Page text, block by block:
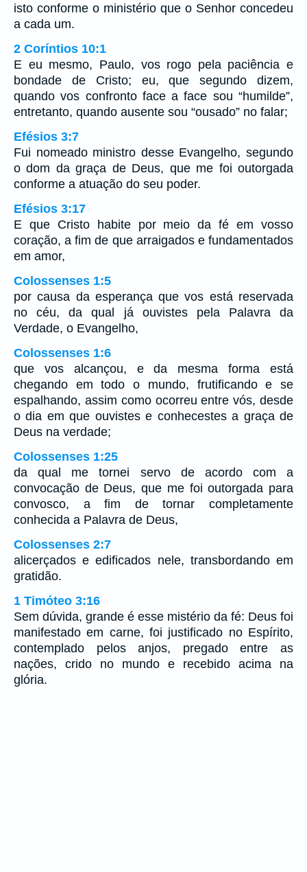
isto conforme o ministério que o Senhor concedeu
a cada um.
2 Coríntios 10:1
E eu mesmo, Paulo, vos rogo pela paciência e
bondade de Cristo; eu, que segundo dizem,
quando vos confronto face a face sou “humilde”,
entretanto, quando ausente sou “ousado” no falar;
Efésios 3:7
Fui nomeado ministro desse Evangelho, segundo
o dom da graça de Deus, que me foi outorgada
conforme a atuação do seu poder.
Efésios 3:17
E que Cristo habite por meio da fé em vosso
coração, a fim de que arraigados e fundamentados
em amor,
Colossenses 1:5
por causa da esperança que vos está reservada
no céu, da qual já ouvistes pela Palavra da
Verdade, o Evangelho,
Colossenses 1:6
que vos alcançou, e da mesma forma está
chegando em todo o mundo, frutificando e se
espalhando, assim como ocorreu entre vós, desde
o dia em que ouvistes e conhecestes a graça de
Deus na verdade;
Colossenses 1:25
da qual me tornei servo de acordo com a
convocação de Deus, que me foi outorgada para
convosco, a fim de tornar completamente
conhecida a Palavra de Deus,
Colossenses 2:7
alicerçados e edificados nele, transbordando em
gratidão.
1 Timóteo 3:16
Sem dúvida, grande é esse mistério da fé: Deus foi
manifestado em carne, foi justificado no Espírito,
contemplado pelos anjos, pregado entre as
nações, crido no mundo e recebido acima na
glória.